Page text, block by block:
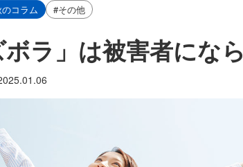
コラム #その他
ボラ」は被害者に